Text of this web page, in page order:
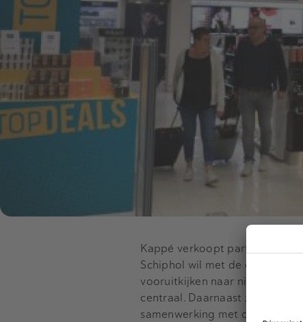
Kappé verkoopt parfums,
Schiphol wil met de overname
vooruitkijken naar nieuwe
centraal. Daarnaast zet
samenwerking met